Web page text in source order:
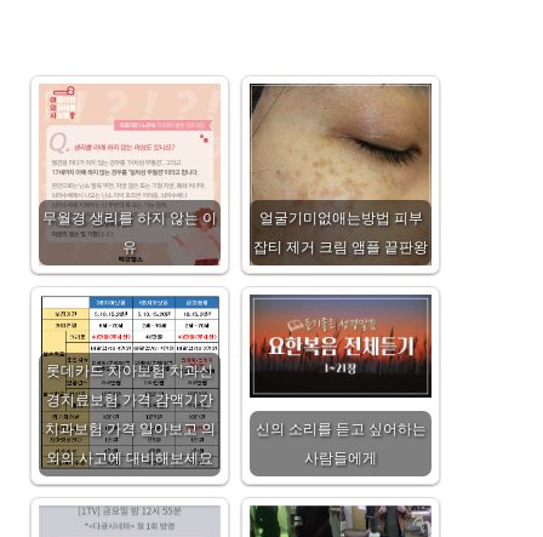
무월경 생리를 하지 않는 이
유
얼굴기미없애는방법 피부
잡티 제거 크림 앰플 끝판왕
롯데카드 치아보험 치과신
경치료보험 가격 감액기간
치과보험 가격 알아보고 의
외의 사고에 대비해보세요
신의 소리를 듣고 싶어하는
사람들에게